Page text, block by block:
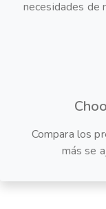
necesidades de
Compara los
más se